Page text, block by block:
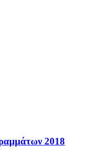
2018